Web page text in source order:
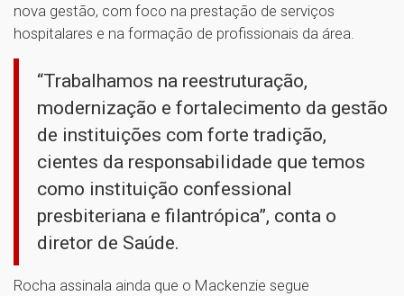
nova gestão, com foco na prestação de serviços
hospitalares e na formação de profissionais da área.
“Trabalhamos na reestruturação,
modernização e fortalecimento da gestão
de instituições com forte tradição,
cientes da responsabilidade que temos
como instituição confessional
presbiteriana e filantrópica”, conta o
diretor de Saúde.
Rocha assinala ainda que o Mackenzie segue